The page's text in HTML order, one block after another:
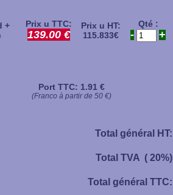
+
Prix u TTC:
139.00 €
Prix u HT:
115.833€
Qté :
- +
Port TTC: 1.91 €
(Franco à partir de 50 €)
Total général HT:
Total TVA ( 20%)
Total général TTC: